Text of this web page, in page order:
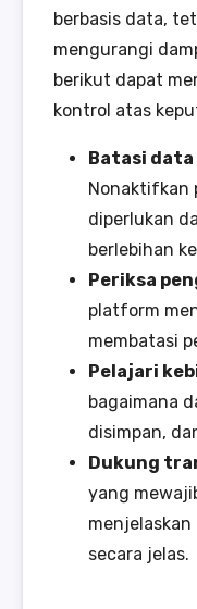
berbasis data,
mengurangi
berikut dapat
kontrol atas
Batasi
Nonaktifkan
diperlukan
berlebihan
Periksa
platform
membatasi
Pelajari
bagaimana
disimpan,
Dukung
yang
secara jelas.